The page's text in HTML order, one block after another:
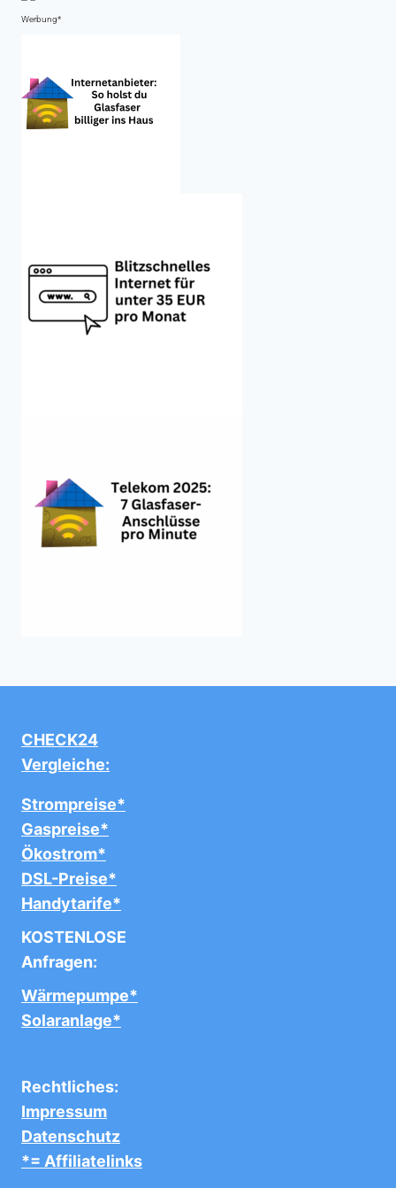
Werbung*
CHECK24
Vergleiche:
Strompreise*
Gaspreise*
Ökostrom*
DSL-Preise*
Handytarife*
KOSTENLOSE
Anfragen:
Wärmepumpe*
Solaranlage*
Rechtliches:
Impressum
Datenschutz
*= Affiliatelinks